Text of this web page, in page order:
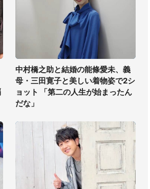
中村橋之助と結婚の能條愛未、義
母・三田寛子と美しい着物姿で2シ
ョット 「第二の人生が始まったん
だな」